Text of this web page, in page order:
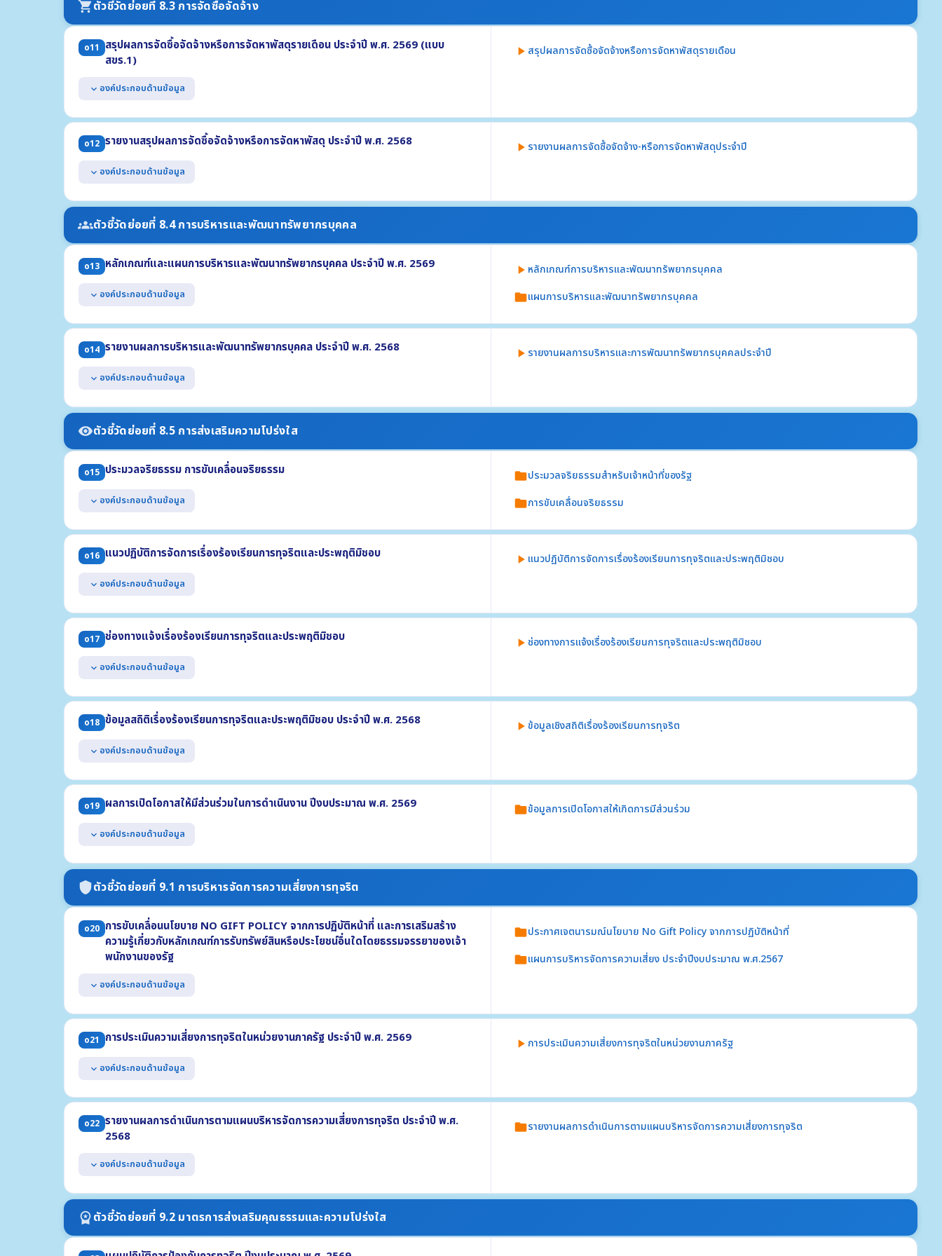
สามารถเข้าถึงหรือเชื่อมโยงได้จากหน้าแรกของเว็บไซต์หลักของหน่วยงาน
shopping_cartตัวชี้วัดย่อยที่ 8.3 การจัดซื้อจัดจ้าง
o11
สรุปผลการจัดซื้อจัดจ้างหรือการจัดหาพัสดุรายเดือน ประจำปี พ.ศ. 2569 (แบบ
สขร.1)
expand_more องค์ประกอบด้านข้อมูล
แสดงรายงานสรุปผลการจัดซื้อจัดจ้างฯ รายเดือน ไตรมาสที่ 1-2 ประจำปี พ.ศ. 2569 อย่างน้อย
(1) งานที่จัดซื้อหรือจัดจ้าง (2) วงเงินที่จะซื้อหรือจ้าง (3) ราคากลาง
(4) วิธีซื้อหรือจ้าง (5) รายชื่อผู้เสนอราคา (6) ราคาที่เสนอ
(7) ผู้ได้รับการคัดเลือก (8) ราคาที่ตกลงซื้อหรือจ้าง
แสดงในรูปแบบไฟล์อย่างน้อย 2 รูปแบบ คือ .pdf และ .xls หรือ .csv
play_arrow สรุปผลการจัดซื้อจัดจ้างหรือการจัดหาพัสดุรายเดือน
o12 รายงานสรุปผลการจัดซื้อจัดจ้างหรือการจัดหาพัสดุ ประจำปี พ.ศ. 2568
expand_more องค์ประกอบด้านข้อมูล
แสดงข้อมูลสรุปผลการจัดซื้อจัดจ้าง ประจำปี พ.ศ. 2568 (ภาพรวม) อย่างน้อยประกอบด้วย
(1) จำนวนโครงการจำแนกตามวิธีการจัดซื้อจัดจ้าง (2) จำนวนงบประมาณจำแนกตามวิธีการจัดซื้อจัดจ้าง
(3) ปัญหา/อุปสรรค (4) ข้อเสนอแนะ
แสดงข้อมูลสรุปผลการจัดซื้อจัดจ้างฯ รายเดือน ปี พ.ศ. 2568 (แบบ สขร.1)
แสดงในรูปแบบไฟล์อย่างน้อย 2 รูปแบบ คือ .pdf และ .xls หรือ .csv
play_arrow รายงานผลการจัดซื้อจัดจ้าง-หรือการจัดหาพัสดุประจำปี
groupsตัวชี้วัดย่อยที่ 8.4 การบริหารและพัฒนาทรัพยากรบุคคล
o13 หลักเกณฑ์และแผนการบริหารและพัฒนาทรัพยากรบุคคล ประจำปี พ.ศ. 2569
expand_more องค์ประกอบด้านข้อมูล
แสดงหลักเกณฑ์การบริหารทรัพยากรบุคคลเพื่อความโปร่งใสและเป็นธรรม อย่างน้อยประกอบด้วย
(1) การสรรหาและคัดเลือกบุคลากร (2) การบรรจุและแต่งตั้งบุคลากร
(3) การย้าย การโอน หรือการเลื่อน (4) การประเมินผลการปฏิบัติราชการ
แสดงแผนการบริหารทรัพยากรบุคคล ซึ่งบังคับใช้ในปี พ.ศ. 2569
play_arrow หลักเกณฑ์การบริหารและพัฒนาทรัพยากรบุคคล
folderแผนการบริหารและพัฒนาทรัพยากรบุคคล
o14 รายงานผลการบริหารและพัฒนาทรัพยากรบุคคล ประจำปี พ.ศ. 2568
expand_more องค์ประกอบด้านข้อมูล
แสดงผลการบริหารทรัพยากรบุคคล ประจำปี พ.ศ. 2568 อย่างน้อยประกอบด้วย
(1) รายการหรือกิจกรรมการบริหารทรัพยากรบุคคล (2) ผลการดำเนินการ
(3) ช่วงระยะเวลาในการดำเนินการ
(4) ข้อมูลสถิติกรอบอัตรากำลัง กรอบมีเงิน กรอบคนครอง (ข้อมูล ณ 30 ก.ย. 2568)
แสดงผลการพัฒนาทรัพยากรบุคคล ประจำปี พ.ศ. 2568
play_arrow รายงานผลการบริหารและการพัฒนาทรัพยากรบุคคลประจำปี
visibilityตัวชี้วัดย่อยที่ 8.5 การส่งเสริมความโปร่งใส
o15 ประมวลจริยธรรม การขับเคลื่อนจริยธรรม
expand_more องค์ประกอบด้านข้อมูล
แสดงประมวลจริยธรรมสำหรับเจ้าหน้าที่ของรัฐ
แสดงผลการเสริมสร้างมาตรฐานทางจริยธรรมให้แก่เจ้าหน้าที่ อย่างน้อยประกอบด้วย
(1) การจัดตั้งทีมให้คำปรึกษาตอบคำถามทางจริยธรรม
(2) แนวปฏิบัติ Dos & Don'ts
folderประมวลจริยธรรมสำหรับเจ้าหน้าที่ของรัฐ
folderการขับเคลื่อนจริยธรรม
o16 แนวปฏิบัติการจัดการเรื่องร้องเรียนการทุจริตและประพฤติมิชอบ
expand_more องค์ประกอบด้านข้อมูล
แสดงคู่มือหรือแนวทางการดำเนินการต่อเรื่องร้องเรียนการทุจริตและประพฤติมิชอบ อย่างน้อยประกอบ
ด้วย
(1) รายละเอียดข้อมูลที่ผู้ร้องควรรู้ (2) ช่องทางแจ้งเรื่องร้องเรียน
(3) ขั้นตอนหรือวิธีการจัดการ (4) ส่วนงานที่รับผิดชอบ (5) ระยะเวลา
play_arrow แนวปฏิบัติการจัดการเรื่องร้องเรียนการทุจริตและประพฤติมิชอบ
o17 ช่องทางแจ้งเรื่องร้องเรียนการทุจริตและประพฤติมิชอบ
expand_more องค์ประกอบด้านข้อมูล
แสดงช่องทางออนไลน์ของหน่วยงานที่บุคคลภายนอกสามารถแจ้งเรื่องร้องเรียนการทุจริตและประพฤติ
มิชอบ โดยต้องแยกต่างหากจากช่องทางการร้องเรียนทั่วไป
มีการปกปิดข้อมูลของผู้แจ้งเบาะแส
สามารถเข้าถึงหรือเชื่อมโยงได้จากหน้าแรกของเว็บไซต์หลักของหน่วยงาน
play_arrow ช่องทางการแจ้งเรื่องร้องเรียนการทุจริตและประพฤติมิชอบ
o18 ข้อมูลสถิติเรื่องร้องเรียนการทุจริตและประพฤติมิชอบ ประจำปี พ.ศ. 2568
expand_more องค์ประกอบด้านข้อมูล
แสดงข้อมูลสถิติเรื่องร้องเรียนการทุจริตและประพฤติมิชอบ ประจำปี พ.ศ. 2568 อย่างน้อยประกอบ
(1) จำนวนเรื่องร้องเรียนทั้งหมด (2) จำนวนเรื่องที่ดำเนินการแล้วเสร็จ
(3) จำนวนเรื่องที่อยู่ระหว่างดำเนินการ
play_arrow ข้อมูลเชิงสถิติเรื่องร้องเรียนการทุจริต
o19 ผลการเปิดโอกาสให้มีส่วนร่วมในการดำเนินงาน ปีงบประมาณ พ.ศ. 2569
expand_more องค์ประกอบด้านข้อมูล
แสดงผลการเปิดโอกาสให้ผู้มีส่วนได้ส่วนเสียภายนอกได้มีส่วนร่วมในการดำเนินงานตามภารกิจของหน่วย
งาน ปี พ.ศ. 2569 ที่เกี่ยวข้องกับ
- การมีส่วนร่วมในการกำหนดนโยบาย - การร่วมวางแผน - การร่วมดำเนินการ
- การร่วมแลกเปลี่ยนความคิดเห็น - การร่วมติดตามประเมินผล
folderข้อมูลการเปิดโอกาสให้เกิดการมีส่วนร่วม
shieldตัวชี้วัดย่อยที่ 9.1 การบริหารจัดการความเสี่ยงการทุจริต
o20 การขับเคลื่อนนโยบาย NO GIFT POLICY จากการปฏิบัติหน้าที่ และการเสริมสร้าง
ความรู้เกี่ยวกับหลักเกณฑ์การรับทรัพย์สินหรือประโยชน์อื่นใดโดยธรรมจรรยาของเจ้า
พนักงานของรัฐ
expand_more องค์ประกอบด้านข้อมูล
แสดงหนังสือประกาศเจตนารมณ์ No Gift Policy จากการปฏิบัติหน้าที่ ประจำปี พ.ศ. 2569
แสดงการดำเนินกิจกรรมที่แสดงให้เห็นว่าหน่วยงานมีการขับเคลื่อนนโยบาย No Gift Policy ประจำปี
พ.ศ. 2569
แสดงการเสริมสร้างความรู้ให้แก่เจ้าหน้าที่เกี่ยวกับหลักเกณฑ์การรับทรัพย์สินหรือประโยชน์อื่นใดโดย
folderประกาศเจตนารมณ์นโยบาย No Gift Policy จากการปฏิบัติหน้าที่
folderแผนการบริหารจัดการความเสี่ยง ประจำปีงบประมาณ พ.ศ.2567
o21 การประเมินความเสี่ยงการทุจริตในหน่วยงานภาครัฐ ประจำปี พ.ศ. 2569
expand_more องค์ประกอบด้านข้อมูล
แสดงผลการประเมินความเสี่ยงการทุจริต ประจำปี พ.ศ. 2569 อย่างน้อยประกอบด้วย
(1) เหตุการณ์ความเสี่ยงและระดับของความเสี่ยง (2) มาตรการจัดการความเสี่ยง
ต้องครอบคลุมถึงความเสี่ยงการทุจริตที่เกี่ยวข้องกับการจัดซื้อจัดจ้าง และความเสี่ยงในกระบวนงานตาม
play_arrow การประเมินความเสี่ยงการทุจริตในหน่วยงานภาครัฐ
o22 รายงานผลการดำเนินการตามแผนบริหารจัดการความเสี่ยงการทุจริต ประจำปี พ.ศ.
2568
expand_more องค์ประกอบด้านข้อมูล
แสดงผลการดำเนินการตามแผนบริหารจัดการความเสี่ยงการทุจริต ประจำปี พ.ศ. 2568 อย่างน้อย
ประกอบด้วย
(1) เหตุการณ์ความเสี่ยงและระดับของความเสี่ยง
(2) มาตรการจัดการความเสี่ยง
folderรายงานผลการดำเนินการตามแผนบริหารจัดการความเสี่ยงการทุจริต
workspace_premiumตัวชี้วัดย่อยที่ 9.2 มาตรการส่งเสริมคุณธรรมและความโปร่งใส